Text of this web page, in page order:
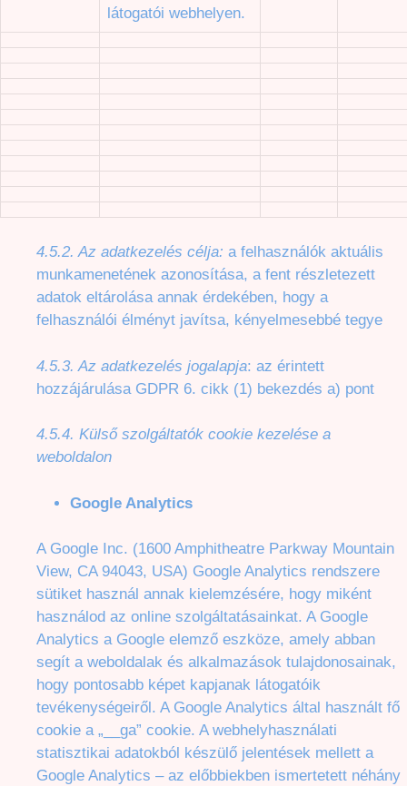
látogatói webhelyen.
4.5.2. Az adatkezelés célja: a felhasználók aktuális
munkamenetének azonosítása, a fent részletezett
adatok eltárolása annak érdekében, hogy a
felhasználói élményt javítsa, kényelmesebbé tegye
4.5.3. Az adatkezelés jogalapja: az érintett
hozzájárulása GDPR 6. cikk (1) bekezdés a) pont
4.5.4. Külső szolgáltatók cookie kezelése a
weboldalon
Google Analytics
A Google Inc. (1600 Amphitheatre Parkway Mountain
View, CA 94043, USA) Google Analytics rendszere
sütiket használ annak kielemzésére, hogy miként
használod az online szolgáltatásainkat. A Google
Analytics a Google elemző eszköze, amely abban
segít a weboldalak és alkalmazások tulajdonosainak,
hogy pontosabb képet kapjanak látogatóik
tevékenységeiről. A Google Analytics által használt fő
cookie a „__ga” cookie. A webhelyhasználati
statisztikai adatokból készülő jelentések mellett a
Google Analytics – az előbbiekben ismertetett néhány